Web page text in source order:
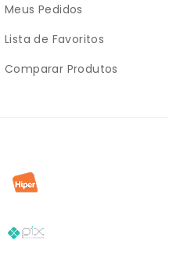
Meus Pedidos
Lista de Favoritos
Comparar Produtos